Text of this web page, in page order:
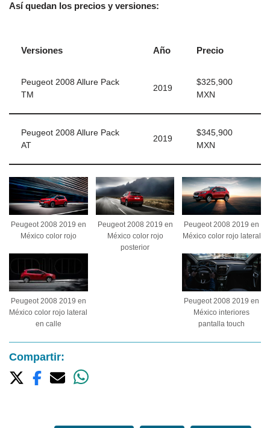
Así quedan los precios y versiones:
Versiones Año Precio
Peugeot 2008 Allure Pack
TM
2019
$325,900
MXN
Peugeot 2008 Allure Pack
AT
2019
$345,900
MXN
Peugeot 2008 2019 en
México color rojo
Peugeot 2008 2019 en
México color rojo
posterior
Peugeot 2008 2019 en
México color rojo lateral
Peugeot 2008 2019 en
México color rojo lateral
en calle
Peugeot 2008 2019 en
México interiores
pantalla touch
Compartir: